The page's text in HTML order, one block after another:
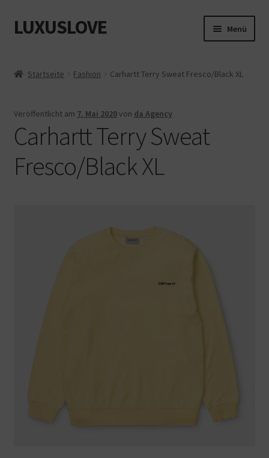
Zur
Navigation
Zum
Inhalt
LUXUSLOVE Menü
Startseite Fashion Carhartt Terry Sweat Fresco/Black XL
Veröffentlicht am 7. Mai 2020von da Agency
Carhartt Terry Sweat
Fresco/Black XL